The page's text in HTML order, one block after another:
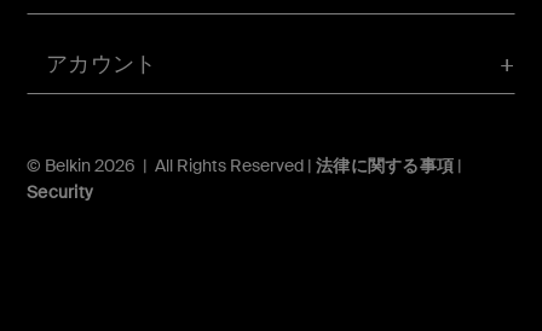
アカウント
© Belkin 2026 | All Rights Reserved | 法律に関する事項 |
Security